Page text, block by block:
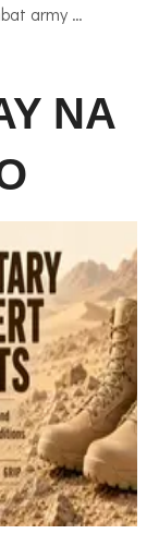
Black combat army military tactical boots 4101
NA